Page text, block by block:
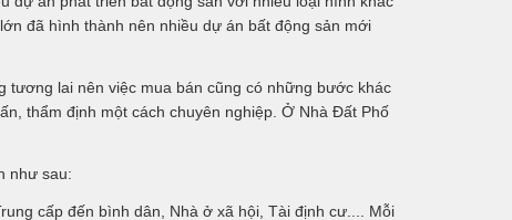
đã hình thành nên nhiều dự án bất động sản mới
tương lai nên việc mua bán cũng có những bước khác
thẩm định một cách chuyên nghiệp. Ở Nhà Đất Phố
như sau:
cấp đến bình dân, Nhà ở xã hội, Tài định cư.... Mỗi